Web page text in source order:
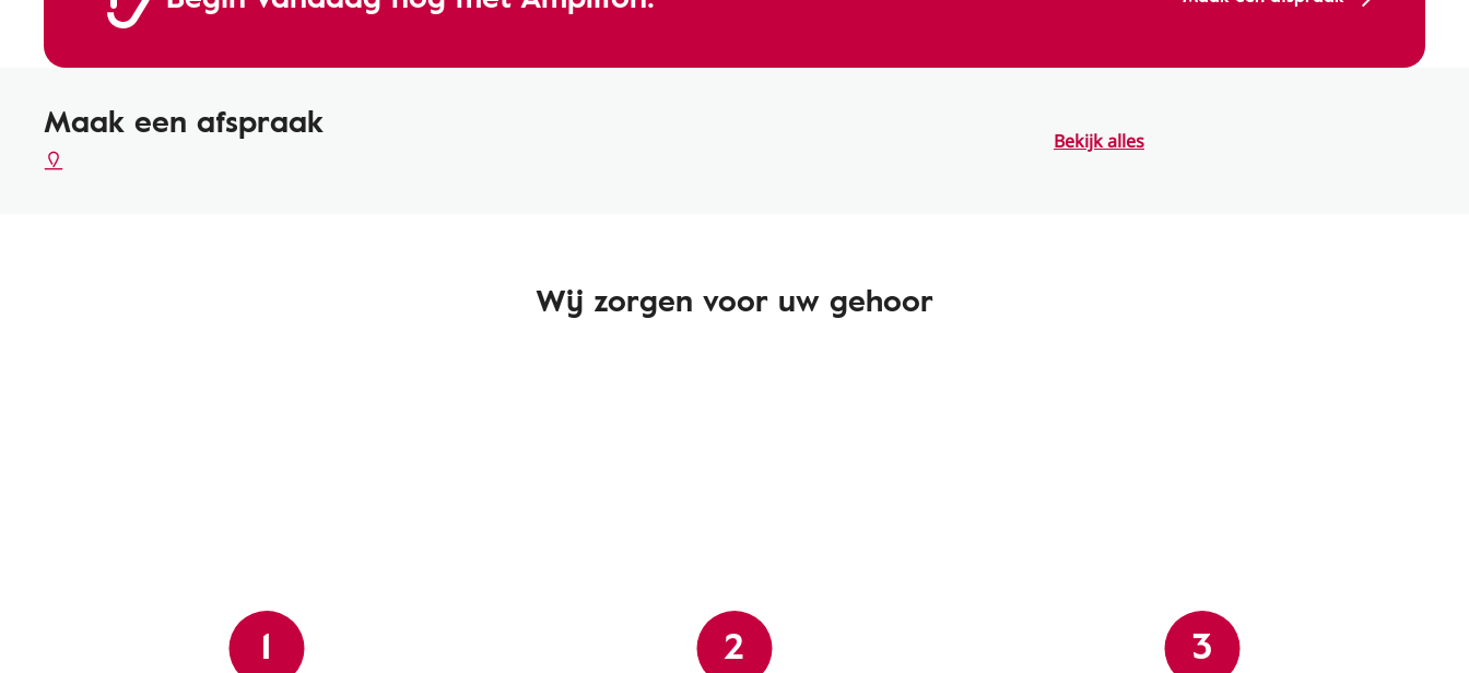
Maak een afspraak Bekijk alles
Wij zorgen voor uw gehoor
1 2 3